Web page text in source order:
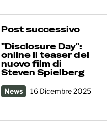
Post successivo
"Disclosure Day":
online il teaser del
nuovo film di
Steven Spielberg
News 16 Dicembre 2025